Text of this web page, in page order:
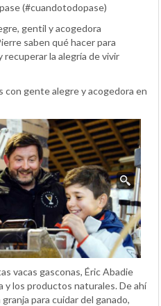
(#cuandotodopase)
gentil y acogedora
saben qué hacer para
la alegría de vivir
gente alegre y acogedora en
vacas gasconas, Éric Abadie
y los productos naturales. De ahí
para cuidar del ganado,